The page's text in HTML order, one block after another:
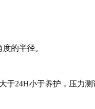
的半径。
24H小于养护，压力测